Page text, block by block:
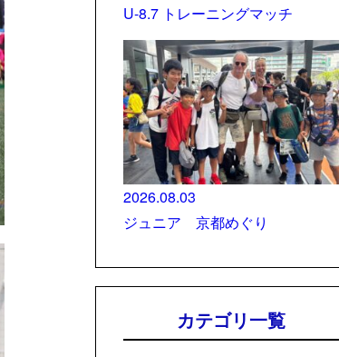
U-8.7 トレーニングマッチ
2026.08.03
ジュニア 京都めぐり
カテゴリ一覧